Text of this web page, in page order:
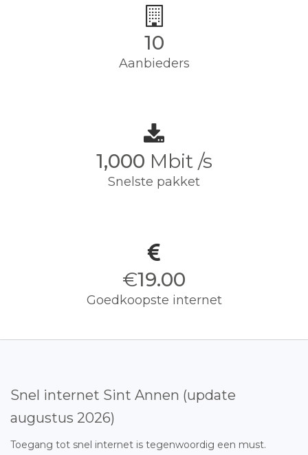
10
Aanbieders
1,000 Mbit /s
Snelste pakket
€19.00
Goedkoopste internet
Snel internet Sint Annen (update
augustus 2026)
Toegang tot snel internet is tegenwoordig een must.